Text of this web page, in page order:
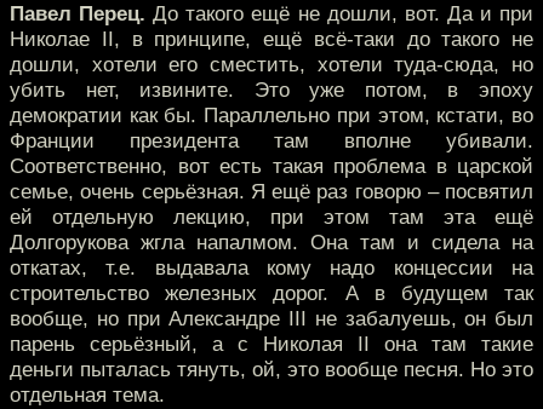
Павел Перец. До такого ещё не дошли, вот. Да и при
Николае II, в принципе, ещё всё-таки до такого не
дошли, хотели его сместить, хотели туда-сюда, но
убить нет, извините. Это уже потом, в эпоху
демократии как бы. Параллельно при этом, кстати, во
Франции президента там вполне убивали.
Соответственно, вот есть такая проблема в царской
семье, очень серьёзная. Я ещё раз говорю – посвятил
ей отдельную лекцию, при этом там эта ещё
Долгорукова жгла напалмом. Она там и сидела на
откатах, т.е. выдавала кому надо концессии на
строительство железных дорог. А в будущем так
вообще, но при Александре III не забалуешь, он был
парень серьёзный, а с Николая II она там такие
деньги пыталась тянуть, ой, это вообще песня. Но это
отдельная тема.